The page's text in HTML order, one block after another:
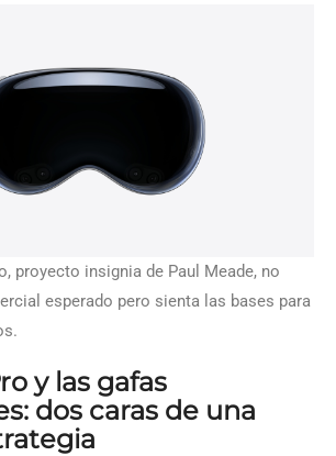
proyecto insignia de Paul Meade, no
esperado pero sienta las bases para
y las gafas
dos caras de una